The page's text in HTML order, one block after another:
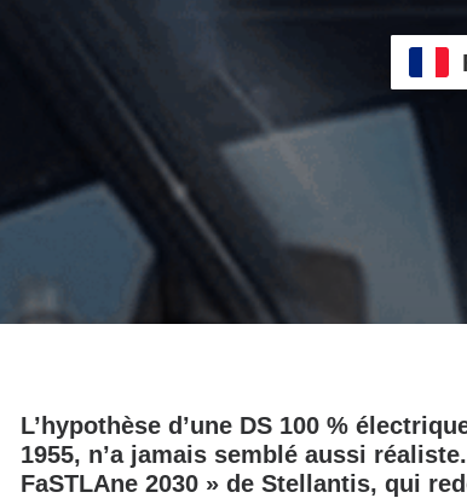
L’hypothèse d’une DS 100 %
1955, n’a jamais semblé aussi
FaSTLAne 2030 » de Stellantis, qui